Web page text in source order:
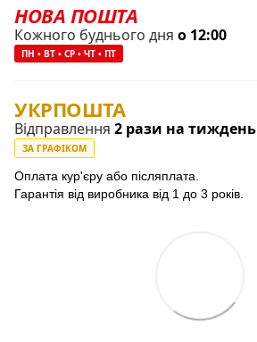
НОВА ПОШТА
Кожного буднього дня о 12:00
ПН • ВТ • СР • ЧТ • ПТ
УКРПОШТА
Відправлення 2 рази на тиждень
ЗА ГРАФІКОМ
Оплата кур'єру або післяплата.
Гарантія від виробника від 1 до 3 років.